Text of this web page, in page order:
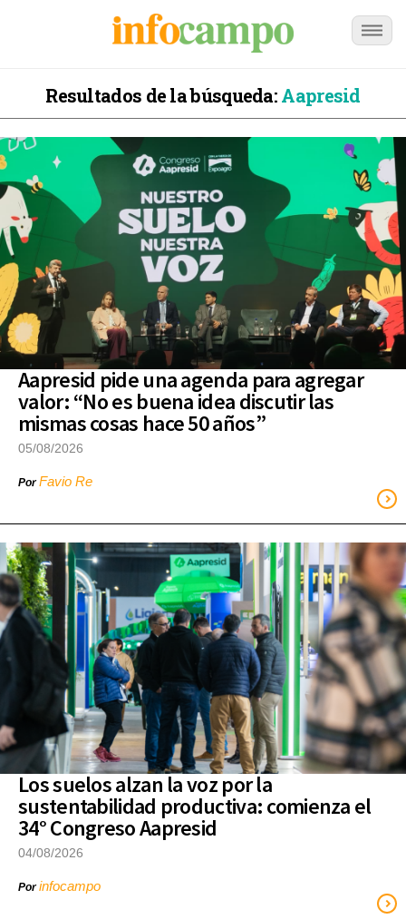
Resultados de la búsqueda:Aapresid
Aapresid pide una agenda para agregar
valor: “No es buena idea discutir las
mismas cosas hace 50 años”
05/08/2026
PorFavio Re
Los suelos alzan la voz por la
sustentabilidad productiva: comienza el
34° Congreso Aapresid
04/08/2026
Porinfocampo